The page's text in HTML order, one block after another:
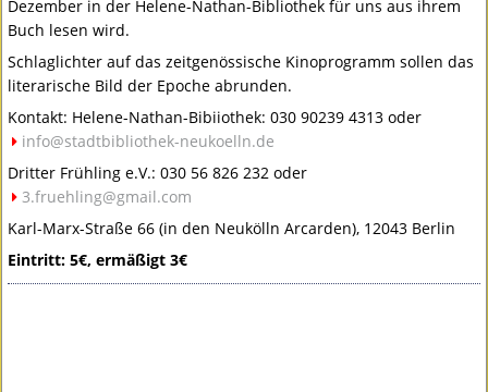
Dezember in der Helene-Nathan-Bibliothek für uns aus ihrem
Buch lesen wird.
Schlaglichter auf das zeitgenössische Kinoprogramm sollen das
literarische Bild der Epoche abrunden.
Kontakt: Helene-Nathan-Bibiiothek: 030 90239 4313 oder
info@stadtbibliothek-neukoelln.de
Dritter Frühling e.V.: 030 56 826 232 oder
3.fruehling@gmail.com
Karl-Marx-Straße 66 (in den Neukölln Arcarden), 12043 Berlin
Eintritt: 5€, ermäßigt 3€